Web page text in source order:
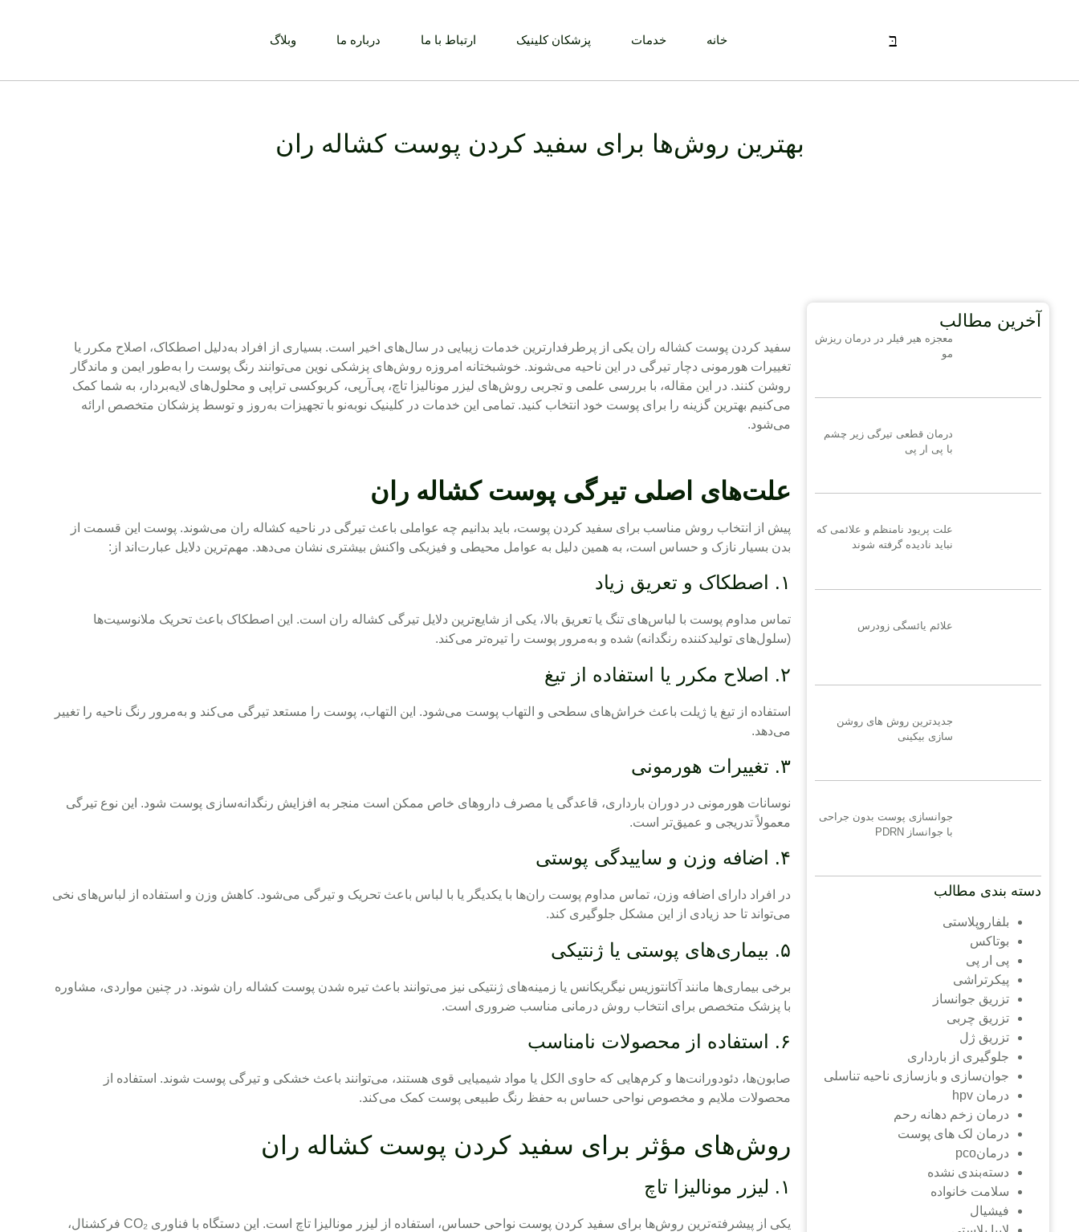
خانه خدمات پزشکان کلینیک ارتباط با ما درباره ما وبلاگ
بهترین روش‌ها برای سفید کردن پوست کشاله ران
آخرین مطالب
معجزه هیر فیلر در درمان ریزش
مو
درمان قطعی تیرگی زیر چشم
با پی ار پی
علت پریود نامنظم و علائمی که
نباید نادیده گرفته شوند
علائم یائسگی زودرس
جدیدترین روش های روشن
سازی بیکینی
جوانسازی پوست بدون جراحی
با جوانساز PDRN
دسته بندی مطالب
بلفاروپلاستی
بوتاکس
پی ار پی
پیکرتراشی
تزریق جوانساز
تزریق چربی
تزریق ژل
جلوگیری از بارداری
جوان‌سازی و بازسازی ناحیه تناسلی
درمان hpv
درمان زخم دهانه رحم
درمان لک های پوست
درمانpco
دسته‌بندی نشده
سلامت خانواده
فیشیال
سفید کردن پوست کشاله ران یکی از پرطرفدارترین خدمات زیبایی در سال‌های اخیر است. بسیاری از افراد به‌دلیل اصطکاک، اصلاح مکرر یا
تغییرات هورمونی دچار تیرگی در این ناحیه می‌شوند. خوشبختانه امروزه روش‌های پزشکی نوین می‌توانند رنگ پوست را به‌طور ایمن و ماندگار
روشن کنند. در این مقاله، با بررسی علمی و تجربی روش‌های لیزر مونالیزا تاچ، پی‌آر‌پی، کربوکسی تراپی و محلول‌های لایه‌بردار، به شما کمک
می‌کنیم بهترین گزینه را برای پوست خود انتخاب کنید. تمامی این خدمات در کلینیک نوبه‌نو با تجهیزات به‌روز و توسط پزشکان متخصص ارائه
می‌شود.
علت‌های اصلی تیرگی پوست کشاله ران
پیش از انتخاب روش مناسب برای سفید کردن پوست، باید بدانیم چه عواملی باعث تیرگی در ناحیه کشاله ران می‌شوند. پوست این قسمت از
بدن بسیار نازک و حساس است، به همین دلیل به عوامل محیطی و فیزیکی واکنش بیشتری نشان می‌دهد. مهم‌ترین دلایل عبارت‌اند از:
۱. اصطکاک و تعریق زیاد
تماس مداوم پوست با لباس‌های تنگ یا تعریق بالا، یکی از شایع‌ترین دلایل تیرگی کشاله ران است. این اصطکاک باعث تحریک ملانوسیت‌ها
(سلول‌های تولیدکننده رنگدانه) شده و به‌مرور پوست را تیره‌تر می‌کند.
۲. اصلاح مکرر یا استفاده از تیغ
استفاده از تیغ یا ژیلت باعث خراش‌های سطحی و التهاب پوست می‌شود. این التهاب، پوست را مستعد تیرگی می‌کند و به‌مرور رنگ ناحیه را تغییر
می‌دهد.
۳. تغییرات هورمونی
نوسانات هورمونی در دوران بارداری، قاعدگی یا مصرف داروهای خاص ممکن است منجر به افزایش رنگدانه‌سازی پوست شود. این نوع تیرگی
معمولاً تدریجی و عمیق‌تر است.
۴. اضافه وزن و ساییدگی پوستی
در افراد دارای اضافه وزن، تماس مداوم پوست ران‌ها با یکدیگر یا با لباس باعث تحریک و تیرگی می‌شود. کاهش وزن و استفاده از لباس‌های نخی
می‌تواند تا حد زیادی از این مشکل جلوگیری کند.
۵. بیماری‌های پوستی یا ژنتیکی
برخی بیماری‌ها مانند آکانتوزیس نیگریکانس یا زمینه‌های ژنتیکی نیز می‌توانند باعث تیره شدن پوست کشاله ران شوند. در چنین مواردی، مشاوره
با پزشک متخصص برای انتخاب روش درمانی مناسب ضروری است.
۶. استفاده از محصولات نامناسب
صابون‌ها، دئودورانت‌ها و کرم‌هایی که حاوی الکل یا مواد شیمیایی قوی هستند، می‌توانند باعث خشکی و تیرگی پوست شوند. استفاده از
محصولات ملایم و مخصوص نواحی حساس به حفظ رنگ طبیعی پوست کمک می‌کند.
روش‌های مؤثر برای سفید کردن پوست کشاله ران
۱. لیزر مونالیزا تاچ
یکی از پیشرفته‌ترین روش‌ها برای سفید کردن پوست
نواحی حساس، استفاده از لیزر مونالیزا تاچ است. این دستگاه با فناوری CO₂ فرکشنال،